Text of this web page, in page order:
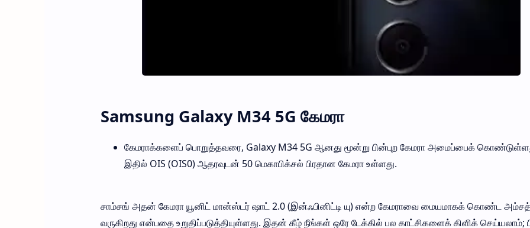
Samsung Galaxy M34 5G கேமரா
கேமராக்களைப் பொறுத்தவரை, Galaxy M34 5G ஆனது மூன்று பின்புற கேமரா அமைப்பைக்
இதில் OIS (OIS0) ஆதரவுடன் 50 மெகாபிக்சல் பிரதான கேமரா உள்ளது.
சாம்சங் அதன் கேமரா யூனிட் மான்ஸ்டர் ஷாட் 2.0 (இன்ஃபினிட்டி யு) என்ற கேமராவை மையமாகக் கொண்ட
வருகிறது என்பதை உறுதிப்படுத்தியுள்ளது. இதன் கீழ் நீங்கள் ஒரே டேக்கில் பல காட்சிகளைக் கிளிக் செய்யலாம்;